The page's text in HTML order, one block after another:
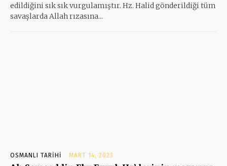
edildiğini sık sık vurgulamıştır. Hz. Halid gönderildiği tüm
savaşlarda Allah rızasına...
OSMANLI TARIHI MART 14, 2023